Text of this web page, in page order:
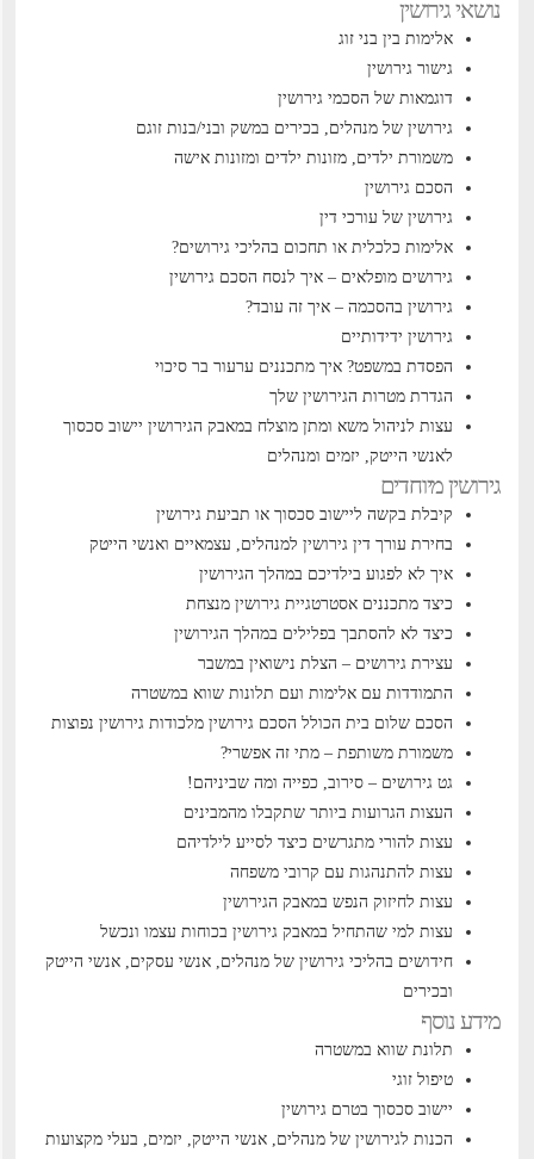
נושאי גירושין
אלימות בין בני זוג
גישור גירושין
דוגמאות של הסכמי גירושין
גירושין של מנהלים, בכירים במשק ובני/בנות זוגם
משמורת ילדים, מזונות ילדים ומזונות אישה
הסכם גירושין
גירושין של עורכי דין
אלימות כלכלית או תחכום בהליכי גירושים?
גירושים מופלאים – איך לנסח הסכם גירושין
גירושין בהסכמה – איך זה עובד?
גירושין ידידותיים
הפסדת במשפט? איך מתכננים ערעור בר סיכוי
הגדרת מטרות הגירושין שלך
עצות לניהול משא ומתן מוצלח במאבק הגירושיןיישוב סכסוך
לאנשי הייטק, יזמים ומנהלים
גירושין מיוחדים
קיבלת בקשה ליישוב סכסוך או תביעת גירושין
בחירת עורך דין גירושין למנהלים, עצמאיים ואנשי הייטק
איך לא לפגוע בילדיכם במהלך הגירושין
כיצד מתכננים אסטרטגיית גירושין מנצחת
כיצד לא להסתבך בפלילים במהלך הגירושין
עצירת גירושים – הצלת נישואין במשבר
התמודדות עם אלימות ועם תלונות שווא במשטרה
הסכם שלום בית הכולל הסכם גירושיןמלכודות גירושין נפוצות
משמורת משותפת – מתי זה אפשרי?
גט גירושים – סירוב, כפייה ומה שביניהם!
העצות הגרועות ביותר שתקבלו מהמבינים
עצות להורי מתגרשים כיצד לסייע לילדיהם
עצות להתנהגות עם קרובי משפחה
עצות לחיזוק הנפש במאבק הגירושין
עצות למי שהתחיל במאבק גירושין בכוחות עצמו ונכשל
חידושים בהליכי גירושין של מנהלים, אנשי עסקים, אנשי הייטק
ובכירים
מידע נוסף
תלונת שווא במשטרה
טיפול זוגי
יישוב סכסוך בטרם גירושין
הכנות לגירושין של מנהלים, אנשי הייטק, יזמים, בעלי מקצועות